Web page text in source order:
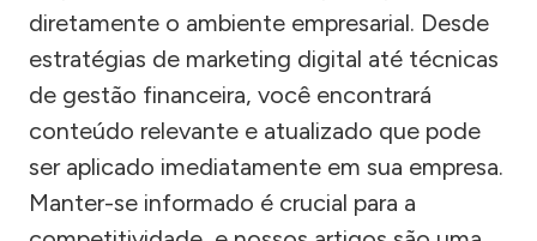
diretamente o ambiente empresarial. Desde
estratégias de marketing digital até técnicas
de gestão financeira, você encontrará
conteúdo relevante e atualizado que pode
ser aplicado imediatamente em sua empresa.
Manter-se informado é crucial para a